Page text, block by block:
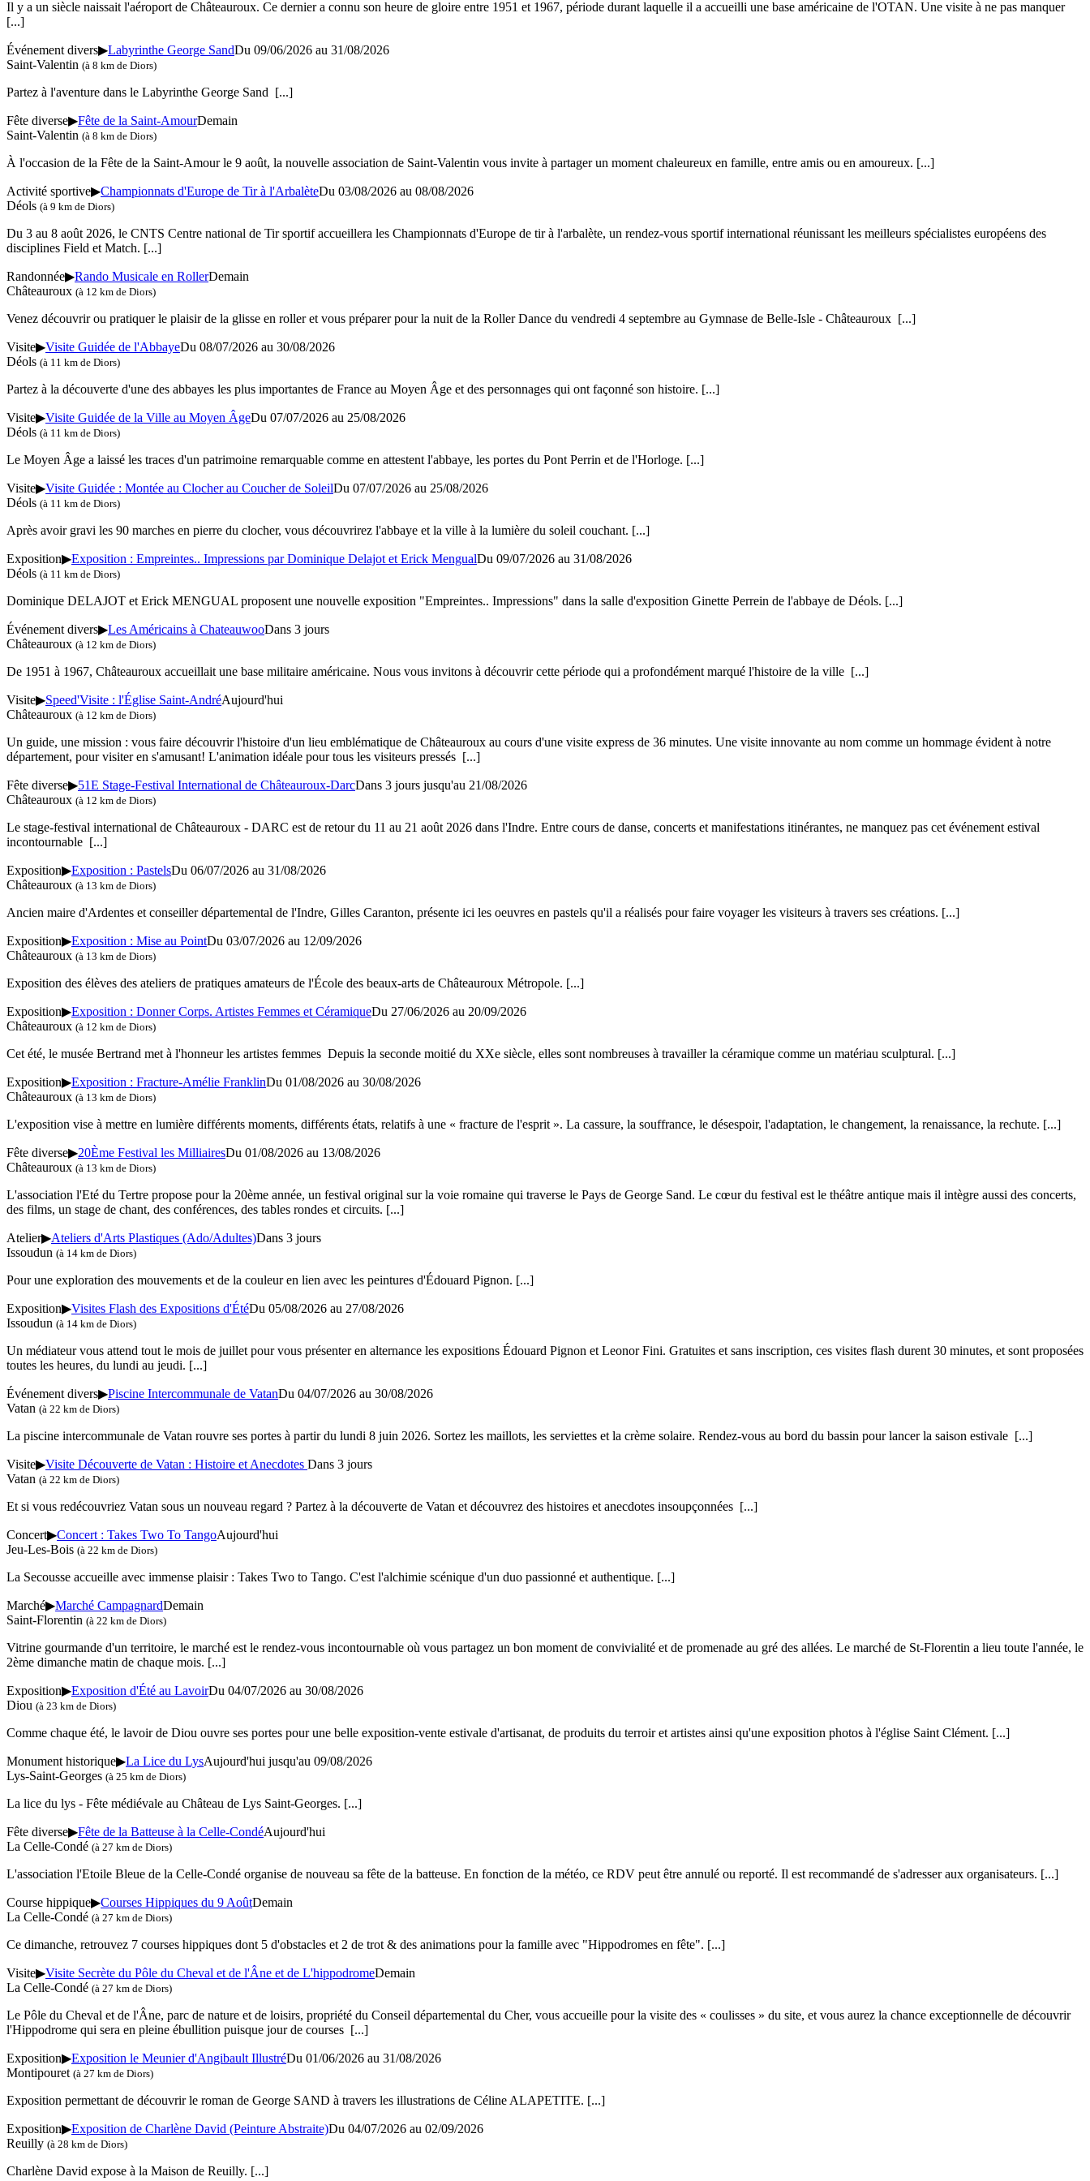
Il y a un siècle naissait l'aéroport de Châteauroux. Ce dernier a connu son heure de gloire entre 1951 et 1967, période durant laquelle il a accueilli une base américaine de l'OTAN. Une visite à ne pas manquer
[...]
Événement divers▶Labyrinthe George SandDu 09/06/2026 au 31/08/2026
Saint-Valentin (à 8 km de Diors)
Partez à l'aventure dans le Labyrinthe George Sand [...]
Fête diverse▶Fête de la Saint-AmourDemain
Saint-Valentin (à 8 km de Diors)
À l'occasion de la Fête de la Saint-Amour le 9 août, la nouvelle association de Saint-Valentin vous invite à partager un moment chaleureux en famille, entre amis ou en amoureux. [...]
Activité sportive▶Championnats d'Europe de Tir à l'ArbalèteDu 03/08/2026 au 08/08/2026
Déols (à 9 km de Diors)
Du 3 au 8 août 2026, le CNTS Centre national de Tir sportif accueillera les Championnats d'Europe de tir à l'arbalète, un rendez-vous sportif international réunissant les meilleurs spécialistes européens des
disciplines Field et Match. [...]
Randonnée▶Rando Musicale en RollerDemain
Châteauroux (à 12 km de Diors)
Venez découvrir ou pratiquer le plaisir de la glisse en roller et vous préparer pour la nuit de la Roller Dance du vendredi 4 septembre au Gymnase de Belle-Isle - Châteauroux [...]
Visite▶Visite Guidée de l'AbbayeDu 08/07/2026 au 30/08/2026
Déols (à 11 km de Diors)
Partez à la découverte d'une des abbayes les plus importantes de France au Moyen Âge et des personnages qui ont façonné son histoire. [...]
Visite▶Visite Guidée de la Ville au Moyen ÂgeDu 07/07/2026 au 25/08/2026
Déols (à 11 km de Diors)
Le Moyen Âge a laissé les traces d'un patrimoine remarquable comme en attestent l'abbaye, les portes du Pont Perrin et de l'Horloge. [...]
Visite▶Visite Guidée : Montée au Clocher au Coucher de SoleilDu 07/07/2026 au 25/08/2026
Déols (à 11 km de Diors)
Après avoir gravi les 90 marches en pierre du clocher, vous découvrirez l'abbaye et la ville à la lumière du soleil couchant. [...]
Exposition▶Exposition : Empreintes.. Impressions par Dominique Delajot et Erick MengualDu 09/07/2026 au 31/08/2026
Déols (à 11 km de Diors)
Dominique DELAJOT et Erick MENGUAL proposent une nouvelle exposition "Empreintes.. Impressions" dans la salle d'exposition Ginette Perrein de l'abbaye de Déols. [...]
Événement divers▶Les Américains à ChateauwooDans 3 jours
Châteauroux (à 12 km de Diors)
De 1951 à 1967, Châteauroux accueillait une base militaire américaine. Nous vous invitons à découvrir cette période qui a profondément marqué l'histoire de la ville [...]
Visite▶Speed'Visite : l'Église Saint-AndréAujourd'hui
Châteauroux (à 12 km de Diors)
Un guide, une mission : vous faire découvrir l'histoire d'un lieu emblématique de Châteauroux au cours d'une visite express de 36 minutes. Une visite innovante au nom comme un hommage évident à notre
département, pour visiter en s'amusant! L'animation idéale pour tous les visiteurs pressés [...]
Fête diverse▶51E Stage-Festival International de Châteauroux-DarcDans 3 jours jusqu'au 21/08/2026
Châteauroux (à 12 km de Diors)
Le stage-festival international de Châteauroux - DARC est de retour du 11 au 21 août 2026 dans l'Indre. Entre cours de danse, concerts et manifestations itinérantes, ne manquez pas cet événement estival
incontournable [...]
Exposition▶Exposition : PastelsDu 06/07/2026 au 31/08/2026
Châteauroux (à 13 km de Diors)
Ancien maire d'Ardentes et conseiller départemental de l'Indre, Gilles Caranton, présente ici les oeuvres en pastels qu'il a réalisés pour faire voyager les visiteurs à travers ses créations. [...]
Exposition▶Exposition : Mise au PointDu 03/07/2026 au 12/09/2026
Châteauroux (à 13 km de Diors)
Exposition des élèves des ateliers de pratiques amateurs de l'École des beaux-arts de Châteauroux Métropole. [...]
Exposition▶Exposition : Donner Corps. Artistes Femmes et CéramiqueDu 27/06/2026 au 20/09/2026
Châteauroux (à 12 km de Diors)
Cet été, le musée Bertrand met à l'honneur les artistes femmes Depuis la seconde moitié du XXe siècle, elles sont nombreuses à travailler la céramique comme un matériau sculptural. [...]
Exposition▶Exposition : Fracture-Amélie FranklinDu 01/08/2026 au 30/08/2026
Châteauroux (à 13 km de Diors)
L'exposition vise à mettre en lumière différents moments, différents états, relatifs à une « fracture de l'esprit ». La cassure, la souffrance, le désespoir, l'adaptation, le changement, la renaissance, la rechute. [...]
Fête diverse▶20Ème Festival les MilliairesDu 01/08/2026 au 13/08/2026
Châteauroux (à 13 km de Diors)
L'association l'Eté du Tertre propose pour la 20ème année, un festival original sur la voie romaine qui traverse le Pays de George Sand. Le cœur du festival est le théâtre antique mais il intègre aussi des concerts,
des films, un stage de chant, des conférences, des tables rondes et circuits. [...]
Atelier▶Ateliers d'Arts Plastiques (Ado/Adultes)Dans 3 jours
Issoudun (à 14 km de Diors)
Pour une exploration des mouvements et de la couleur en lien avec les peintures d'Édouard Pignon. [...]
Exposition▶Visites Flash des Expositions d'ÉtéDu 05/08/2026 au 27/08/2026
Issoudun (à 14 km de Diors)
Un médiateur vous attend tout le mois de juillet pour vous présenter en alternance les expositions Édouard Pignon et Leonor Fini. Gratuites et sans inscription, ces visites flash durent 30 minutes, et sont proposées
toutes les heures, du lundi au jeudi. [...]
Événement divers▶Piscine Intercommunale de VatanDu 04/07/2026 au 30/08/2026
Vatan (à 22 km de Diors)
La piscine intercommunale de Vatan rouvre ses portes à partir du lundi 8 juin 2026. Sortez les maillots, les serviettes et la crème solaire. Rendez-vous au bord du bassin pour lancer la saison estivale [...]
Visite▶Visite Découverte de Vatan : Histoire et Anecdotes Dans 3 jours
Vatan (à 22 km de Diors)
Et si vous redécouvriez Vatan sous un nouveau regard ? Partez à la découverte de Vatan et découvrez des histoires et anecdotes insoupçonnées [...]
Concert▶Concert : Takes Two To TangoAujourd'hui
Jeu-Les-Bois (à 22 km de Diors)
La Secousse accueille avec immense plaisir : Takes Two to Tango. C'est l'alchimie scénique d'un duo passionné et authentique. [...]
Marché▶Marché CampagnardDemain
Saint-Florentin (à 22 km de Diors)
Vitrine gourmande d'un territoire, le marché est le rendez-vous incontournable où vous partagez un bon moment de convivialité et de promenade au gré des allées. Le marché de St-Florentin a lieu toute l'année, le
2ème dimanche matin de chaque mois. [...]
Exposition▶Exposition d'Été au LavoirDu 04/07/2026 au 30/08/2026
Diou (à 23 km de Diors)
Comme chaque été, le lavoir de Diou ouvre ses portes pour une belle exposition-vente estivale d'artisanat, de produits du terroir et artistes ainsi qu'une exposition photos à l'église Saint Clément. [...]
Monument historique▶La Lice du LysAujourd'hui jusqu'au 09/08/2026
Lys-Saint-Georges (à 25 km de Diors)
La lice du lys - Fête médiévale au Château de Lys Saint-Georges. [...]
Fête diverse▶Fête de la Batteuse à la Celle-CondéAujourd'hui
La Celle-Condé (à 27 km de Diors)
L'association l'Etoile Bleue de la Celle-Condé organise de nouveau sa fête de la batteuse. En fonction de la météo, ce RDV peut être annulé ou reporté. Il est recommandé de s'adresser aux organisateurs. [...]
Course hippique▶Courses Hippiques du 9 AoûtDemain
La Celle-Condé (à 27 km de Diors)
Ce dimanche, retrouvez 7 courses hippiques dont 5 d'obstacles et 2 de trot & des animations pour la famille avec "Hippodromes en fête". [...]
Visite▶Visite Secrète du Pôle du Cheval et de l'Âne et de L'hippodromeDemain
La Celle-Condé (à 27 km de Diors)
Le Pôle du Cheval et de l'Âne, parc de nature et de loisirs, propriété du Conseil départemental du Cher, vous accueille pour la visite des « coulisses » du site, et vous aurez la chance exceptionnelle de découvrir
l'Hippodrome qui sera en pleine ébullition puisque jour de courses [...]
Exposition▶Exposition le Meunier d'Angibault IllustréDu 01/06/2026 au 31/08/2026
Montipouret (à 27 km de Diors)
Exposition permettant de découvrir le roman de George SAND à travers les illustrations de Céline ALAPETITE. [...]
Exposition▶Exposition de Charlène David (Peinture Abstraite)Du 04/07/2026 au 02/09/2026
Reuilly (à 28 km de Diors)
Charlène David expose à la Maison de Reuilly. [...]